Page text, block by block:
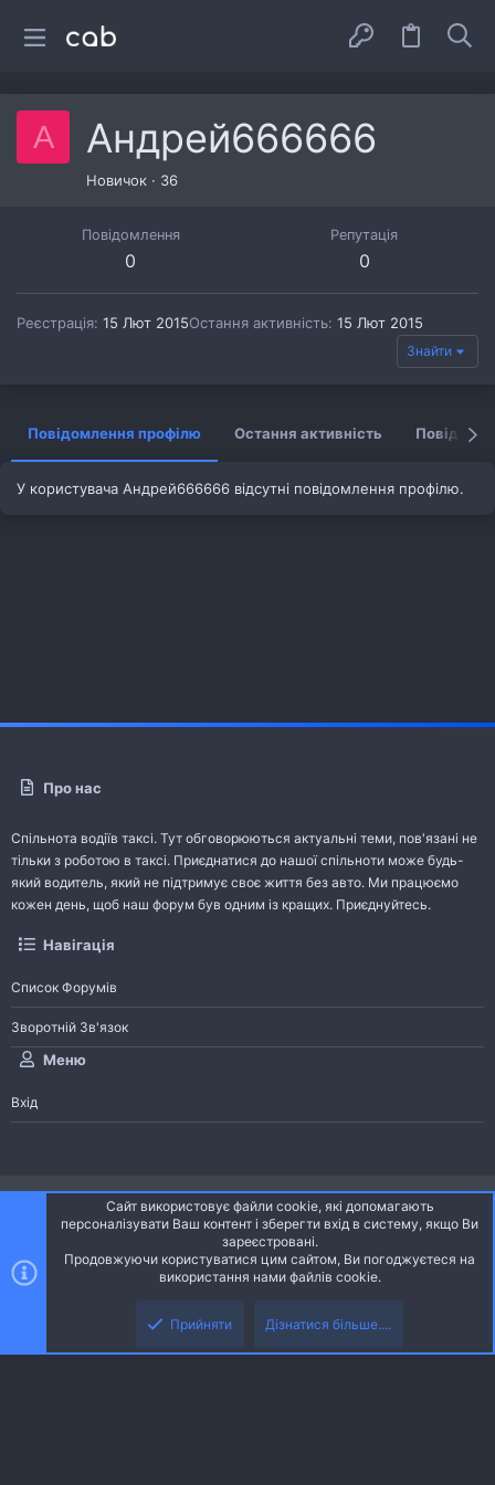
А Андрей666666
Новичок · 36
Повідомлення
0
Репутація
0
Реєстрація 15 Лют 2015Остання активність 15 Лют 2015
Знайти
Повідомлення профілю Остання активність
У користувача Андрей666666 відсутні повідомлення профілю.
Про нас
Спільнота водіїв таксі. Тут обговорюються актуальні теми, пов'язані не
тільки з роботою в таксі. Приєднатися до нашої спільноти може будь-
який водитель, який не підтримує своє життя без авто. Ми працюємо
кожен день, щоб наш форум був одним із кращих. Приєднуйтесь.
Навігація
Список Форумів
Зворотній Зв'язок
Меню
Вхід
Ніч
Українська (UA)
S
Community platform by XenForo® © 2010-2026 XenForo Ltd.
Community platform by XenForo © 2010-2022 XenForo Ltd. | dev: Pages
Сайт використовує файли cookie, які допомагають
персоналізувати Ваш контент і зберегти вхід в систему, якщо Ви
зареєстровані.
Продовжуючи користуватися цим сайтом, Ви погоджуєтеся на
використання нами файлів cookie.
Прийняти Дізнатися більше....